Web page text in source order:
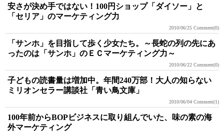
安さが決め手ではない！100円ショップ「ダイソー」と
「セリア」のマーケティング力
2010/06/25 Comment(0)
「サンホ」を目指して歩く少女たち。～長蛇の列の先にあ
ったのは「サンホ」のＥＣマーケティング力～
2010/06/22 Comment(0)
子どもの読書量は増加中。年間240万部！大人の知らない
ミリオンセラー講談社「青い鳥文庫」
2010/06/04 Comment(1)
100年前からBOPビジネスに取り組んでいた、味の素の海
外マーケティング